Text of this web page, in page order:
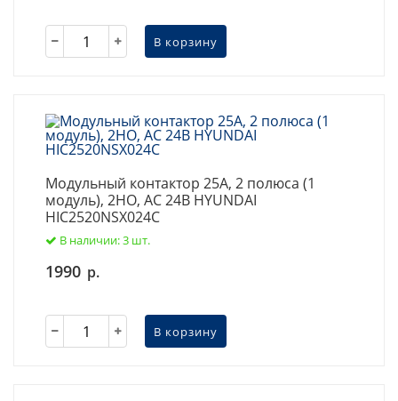
В корзину
Модульный контактор 25А, 2 полюса (1
модуль), 2НО, AC 24В HYUNDAI
HIC2520NSX024C
В наличии: 3 шт.
1990 р.
В корзину